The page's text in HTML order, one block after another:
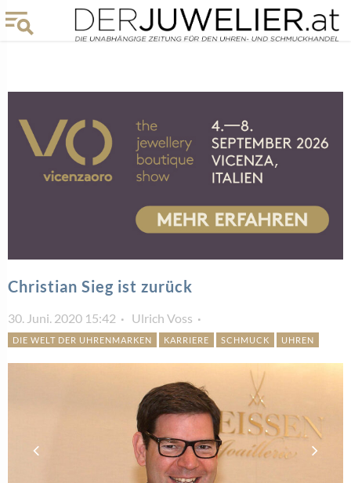
Christian Sieg ist zurück
30. Juni. 2020 15:42 Ulrich Voss
DIE WELT DER UHRENMARKEN KARRIERE SCHMUCK UHREN